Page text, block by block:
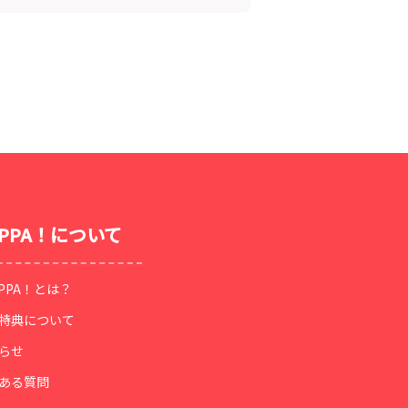
！について
！とは？
典について
せ
る質問